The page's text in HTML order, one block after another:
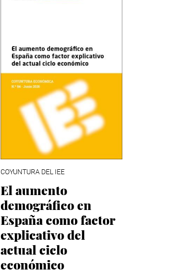
COYUNTURA DEL IEE
El aumento
demográfico en
España como factor
explicativo del
actual ciclo
económico